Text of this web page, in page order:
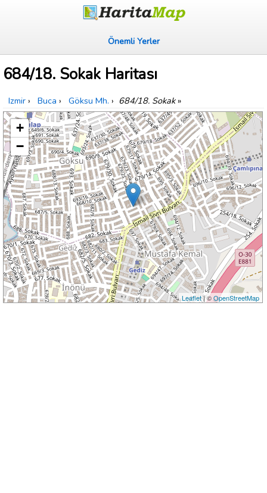
Önemli Yerler
684/18. Sokak Haritası
Izmir › Buca › Göksu Mh. › 684/18. Sokak»
+
−
Leaflet| ©OpenStreetMap